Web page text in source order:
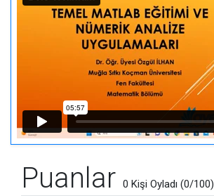
Puanlar 0 Kişi Oyladı (0/100)